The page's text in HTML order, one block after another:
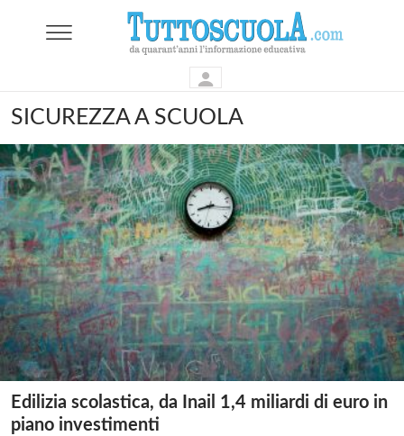
SICUREZZA A SCUOLA
Edilizia scolastica, da Inail 1,4 miliardi di euro in
piano investimenti